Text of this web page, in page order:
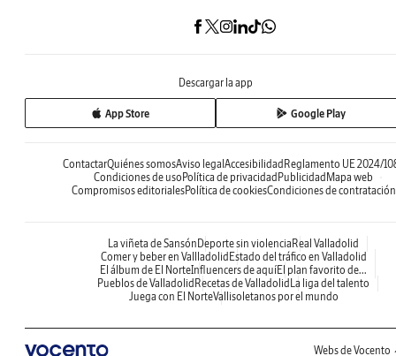
Descargar la app
App Store Google Play
ContactarQuiénes somosAviso legal Accesibilidad Reglamento UE 2024/
Condiciones de uso Política de privacidad Publicidad Mapa web
Compromisos editorialesPolítica de cookiesCondiciones de contratación
La viñeta de Sansón Deporte sin violencia Real Valladolid
Comer y beber en Vallladolid Estado del tráfico en Valladolid
El álbum de El NorteInfluencers de aquíEl plan favorito de...
Pueblos de Valladolid Recetas de Valladolid La liga del talento
Juega con El NorteVallisoletanos por el mundo
Webs de Vocento